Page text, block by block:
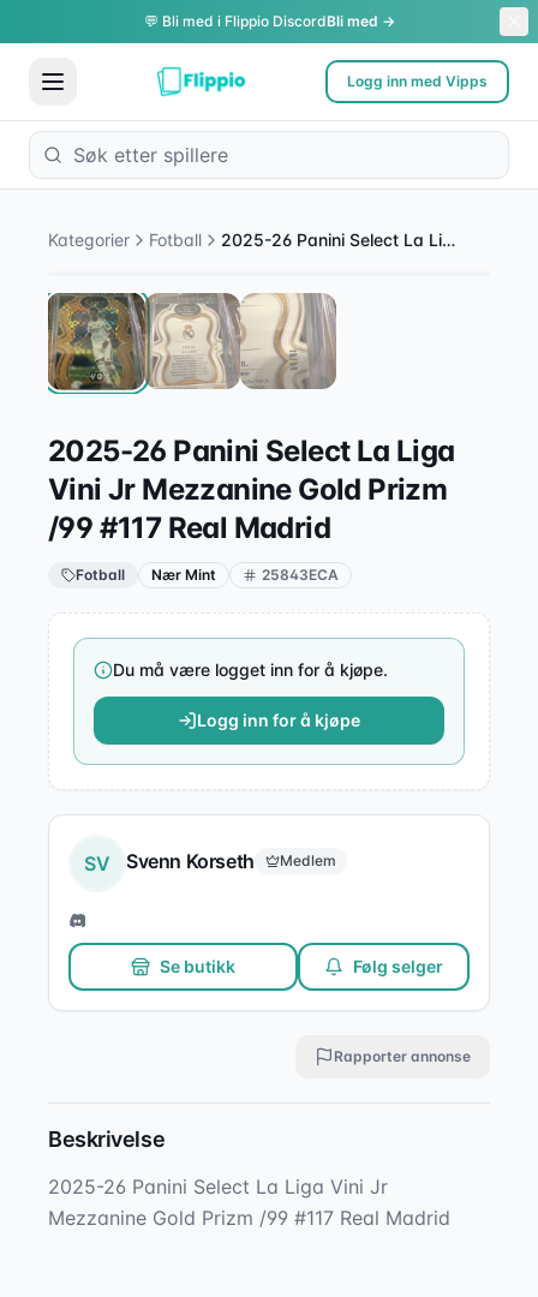
💬 Bli med i Flippio DiscordBli med →
Logg inn med Vipps
Kategorier Fotball 2025-26 Panini Select La Liga Vini Jr Mezzanine Gold Prizm /99 #117 Real Madrid
1/3
2025-26 Panini Select La Liga
Vini Jr Mezzanine Gold Prizm
/99 #117 Real Madrid
Fotball Nær Mint 25843ECA
Du må være logget inn for å kjøpe.
Logg inn for å kjøpe
SV Svenn Korseth Medlem
Se butikk Følg selger
Rapporter annonse
Beskrivelse
2025-26 Panini Select La Liga Vini Jr
Mezzanine Gold Prizm /99 #117 Real Madrid